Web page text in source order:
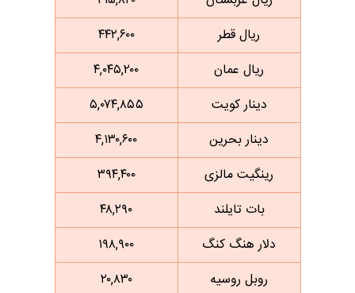
ریال قطر
۴۴۲,۶۰۰
ریال عمان
۴,۰۴۵,۲۰۰
دینار کویت
۵,۰۷۴,۸۵۵
دینار بحرین
۴,۱۳۰,۶۰۰
رینگیت مالزی
۳۹۴,۴۰۰
بات تایلند
۴۸,۲۹۰
دلار هنگ کنگ
۱۹۸,۹۰۰
روبل روسیه
۲۰,۸۳۰